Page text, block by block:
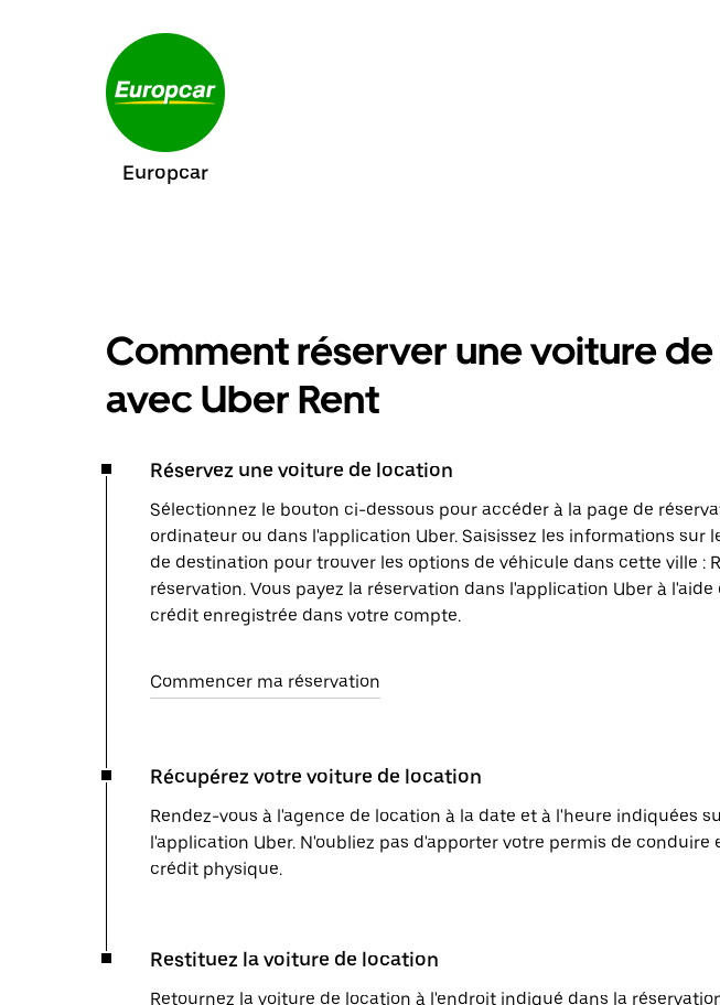
Europcar
Comment réserver une voiture
avec Uber Rent
Réservez une voiture de location
Sélectionnez le bouton ci-dessous pour accéder à la page de
ordinateur ou dans l'application Uber. Saisissez les informations sur
de destination pour trouver les options de véhicule dans cette ville :
réservation. Vous payez la réservation dans l'application Uber à
crédit enregistrée dans votre compte.
Commencer ma réservation
Récupérez votre voiture de location
Rendez-vous à l'agence de location à la date et à l'heure indiquées
l'application Uber. N'oubliez pas d'apporter votre permis de conduire
crédit physique.
Restituez la voiture de location
Retournez la voiture de location à l'endroit indiqué dans la